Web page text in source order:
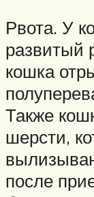
Рвота. У
развитый
кошка
Также
шерсти,
после